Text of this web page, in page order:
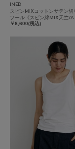
INED
スビンMIXコットンサテン切
ソール《スビン綿MIX天竺/A-
￥6,600(税込)